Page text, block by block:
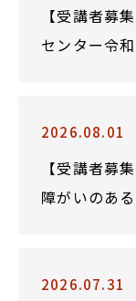
【受講者募
センター令
2026.08.01
【受講者募
障がいのあ
2026.07.31